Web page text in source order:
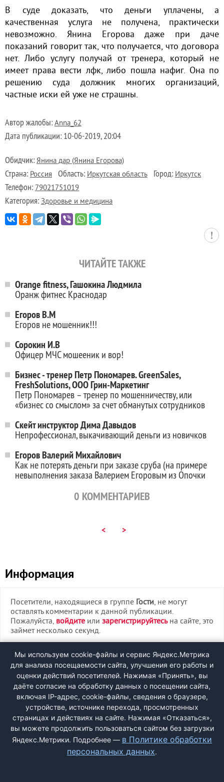
В суде доказать, что деньги уплачены, а
качественная услуга не получена, практически
невозможно. Янина Егорова даже при даче
показаний говорит так, что получается, что договора
нет. Либо услугу получай от тренера, который не
имеет права вести лфк, либо пошла нафиг. Она по
решению суда должник многих организаций,
частные иски ей уже не страшны.
Автор жалобы: Anna_62
Дата публикации: 10-06-2019, 20:04
Обидчик: Янина дар (Янина Егорова)
Страна: Россия Область: Иркутская область Город: Иркутск
Телефон: 79021751019
Категория: Здоровье и медицина
ЧИТАЙТЕ ТАКЖЕ
Orange fitness, Гашокина Людмила
Оранж фитнес Краснодар
Егоров В.М
Егоров не мошенник!!!
Сорокин И.В
Офицер МЧС мошееник и вор!
Бизнес - тренер Петр Пономарев. GreenSales,
FreshSolutions, ООО Грин-Маркетинг
Петр Пономарев – тренер по мошенничеству, или
«бизнес со смыслом» за счет обманутых сотрудников
Скейт инструктор Дима Давыдов
Непрофессионал, выкачивающий деньги из новичков
Егоров Валерий Михайлович
Как не потерять деньги при заказе сруба (на примере
невыполнения заказа Валерием Егоровым из Опочки
0 КОММЕНТАРИЕВ
< >
Информация
Посетители, находящиеся в группе Гости, не могут
оставлять комментарии к данной публикации.
Пожалуйста, войдите или зарегистрируйтесьна сайте, это
займет несколько секунд.
ВХОД
РЕГИСТРАЦИЯ
Быстрая регистрациячерез соцсети:
Мы используем cookie-файлы и сервис Яндекс.Метрика
для анализа посещаемости сайта, улучшения его работы и
оценки действий посетителей. Нажимая «Принять», вы
даёте согласие на обработку данных о посещении сайта,
включая IP-адрес, cookie-файлы, сведения о браузере,
устройстве, источнике перехода, просмотренных
страницах и действиях на сайте. Нажимая «Отказаться»,
вы можете продолжить пользоваться сайтом без загрузки
Яндекс.Метрики. Подробнее — в Политике обработки
персональных данных.